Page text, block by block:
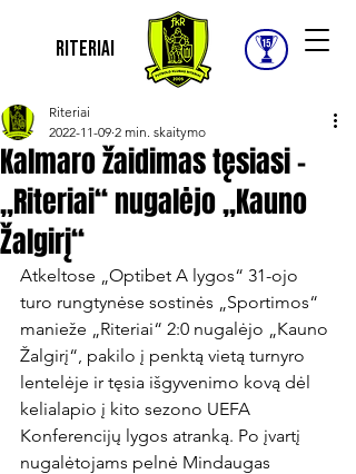
Riteriai
Kalmaro žaidimas tęsiasi –
„Riteriai“ nugalėjo „Kauno
Žalgirį“
Riteriai
2022-11-09 2 min. skaitymo
Atkeltose „Optibet A lygos“ 31-ojo
turo rungtynėse sostinės „Sportimos“
manieže „Riteriai“ 2:0 nugalėjo „Kauno
Žalgirį“, pakilo į penktą vietą turnyro
lentelėje ir tęsia išgyvenimo kovą dėl
kelialapio į kito sezono UEFA
Konferencijų lygos atranką. Po įvartį
nugalėtojams pelnė Mindaugas